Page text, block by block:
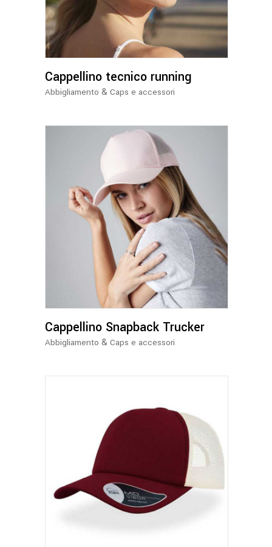
più
varianti.
Le
opzioni
possono
essere
pagina
prodotto
Cappellino tecnico running
Abbigliamento & Caps e accessori
Questo
prodotto
ha
più
varianti.
Le
opzioni
possono
essere
prodotto
Cappellino Snapback Trucker
Abbigliamento & Caps e accessori
Questo
prodotto
ha
più